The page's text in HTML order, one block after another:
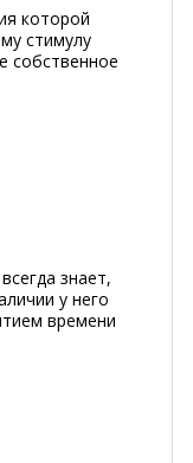
которой
стимулу
собственное
знает,
у него
времени